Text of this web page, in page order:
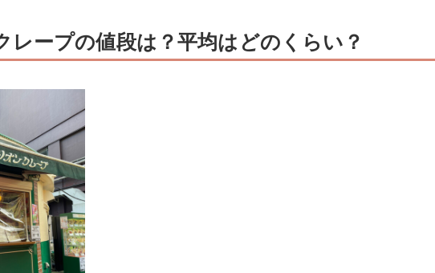
レープの値段は？平均はどのくらい？